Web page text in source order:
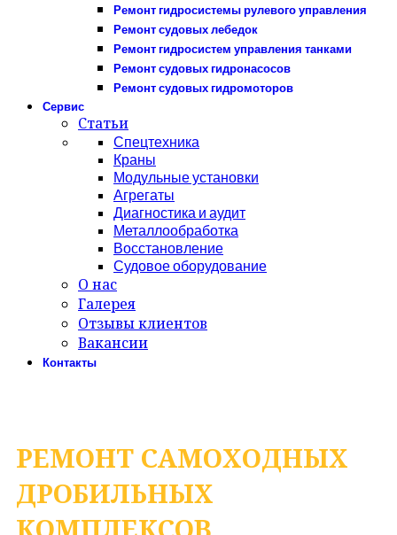
Ремонт гидросистемы рулевого управления
Ремонт судовых лебедок
Ремонт гидросистем управления танками
Ремонт судовых гидронасосов
Ремонт судовых гидромоторов
Сервис
Статьи
Спецтехника
Краны
Модульные установки
Агрегаты
Диагностика и аудит
Металлообработка
Восстановление
Судовое оборудование
О нас
Галерея
Отзывы клиентов
Вакансии
Контакты
РЕМОНТ САМОХОДНЫХ
ДРОБИЛЬНЫХ